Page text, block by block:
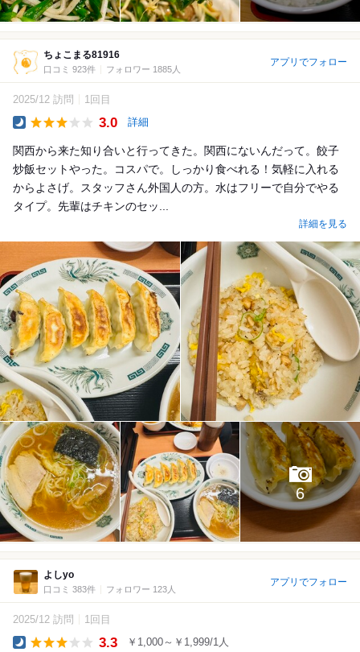
ちょこまる81916
口コミ 923件 フォロワー 1885人
アプリでフォロー
2025/12 訪問 1回目
3.0 詳細
関西から来た知り合いと行ってきた。関西にないんだって。餃子
炒飯セットやった。コスパで。しっかり食べれる！気軽に入れる
からよさげ。スタッフさん外国人の方。水はフリーで自分でやる
タイプ。先輩はチキンのセッ...
詳細を見る
6
よしyo
口コミ 383件 フォロワー 123人
アプリでフォロー
2025/12 訪問 1回目
3.3 ￥1,000～￥1,999/1人